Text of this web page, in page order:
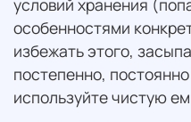
условий хранения
особенностями
избежать этого,
постепенно,
используйте чистую